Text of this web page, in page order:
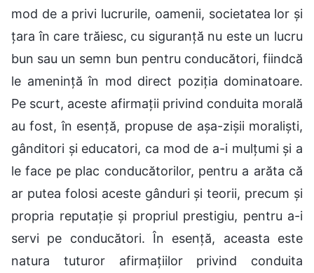
mod de a privi lucrurile, oamenii, societatea lor și
țara în care trăiesc, cu siguranță nu este un lucru
bun sau un semn bun pentru conducători, fiindcă
le amenință în mod direct poziția dominatoare.
Pe scurt, aceste afirmații privind conduita morală
au fost, în esență, propuse de așa-zișii moraliști,
gânditori și educatori, ca mod de a-i mulțumi și a
le face pe plac conducătorilor, pentru a arăta că
ar putea folosi aceste gânduri și teorii, precum și
propria reputație și propriul prestigiu, pentru a-i
servi pe conducători. În esență, aceasta este
natura tuturor afirmațiilor privind conduita